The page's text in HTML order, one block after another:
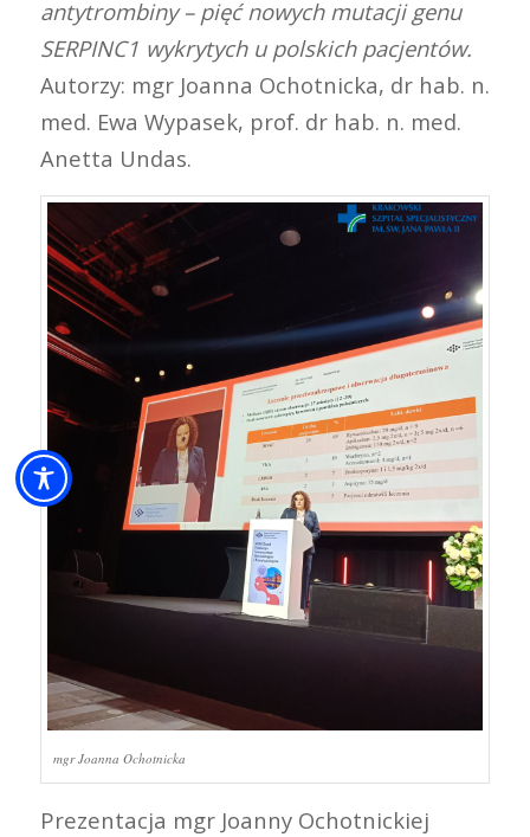
antytrombiny – pięć nowych mutacji genu
SERPINC1 wykrytych u polskich pacjentów.
Autorzy: mgr Joanna Ochotnicka, dr hab. n.
med. Ewa Wypasek, prof. dr hab. n. med.
Anetta Undas.
mgr Joanna Ochotnicka
Prezentacja mgr Joanny Ochotnickiej